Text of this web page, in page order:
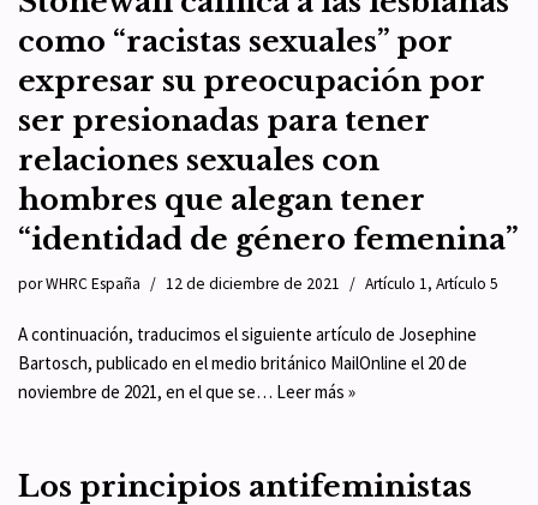
como “racistas sexuales” por
expresar su preocupación por
ser presionadas para tener
relaciones sexuales con
hombres que alegan tener
“identidad de género femenina”
porWHRC España 12 de diciembre de 2021 Artículo 1, Artículo 5
A continuación, traducimos el siguiente artículo de Josephine
Bartosch, publicado en el medio británico MailOnline el 20 de
noviembre de 2021, en el que se… Leer más »
Los principios antifeministas